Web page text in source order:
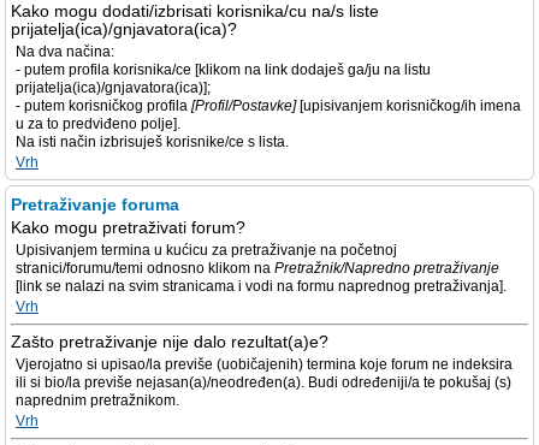
Kako mogu dodati/izbrisati korisnika/cu na/s liste
prijatelja(ica)/gnjavatora(ica)?
Na dva načina:
- putem profila korisnika/ce [klikom na link dodaješ ga/ju na listu
prijatelja(ica)/gnjavatora(ica)];
- putem korisničkog profila [Profil/Postavke][upisivanjem korisničkog/ih imena
u za to predviđeno polje].
Na isti način izbrisuješ korisnike/ce s lista.
Vrh
Pretraživanje foruma
Kako mogu pretraživati forum?
Upisivanjem termina u kućicu za pretraživanje na početnoj
stranici/forumu/temi odnosno klikom na Pretražnik/Napredno pretraživanje
[link se nalazi na svim stranicama i vodi na formu naprednog pretraživanja].
Vrh
Zašto pretraživanje nije dalo rezultat(a)e?
Vjerojatno si upisao/la previše (uobičajenih) termina koje forum ne indeksira
ili si bio/la previše nejasan(a)/neodređen(a). Budi određeniji/a te pokušaj (s)
naprednim pretražnikom.
Vrh